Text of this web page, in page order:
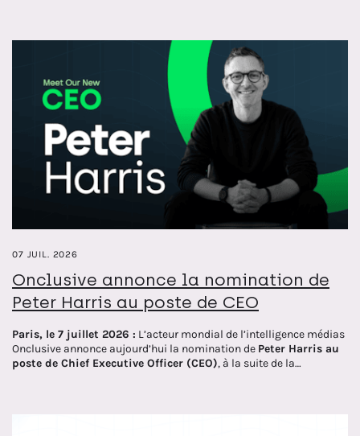
07 JUIL. 2026
Onclusive annonce la nomination de
Peter Harris au poste de CEO
Paris, le 7 juillet 2026 : L’acteur mondial de l’intelligence médias
Onclusive annonce aujourd’hui la nomination de Peter Harris au
poste de Chief Executive Officer (CEO), à la suite de la